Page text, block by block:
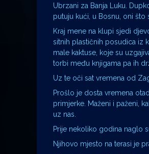
Ubrzani za Banja Luku.
putuju kući, u Bosnu, oni
Kraj mene na klupi sjedi
sitnih plastičnih posudica iz
male kaktuse, koje su
torbi među knjigama pa ih
Uz te oči sat vremena od
Prošlo je dosta vremena
primjerke. Maženi i paženi,
uz nas.
Prije nekoliko godina naglo
Njihovo mjesto na terasi je